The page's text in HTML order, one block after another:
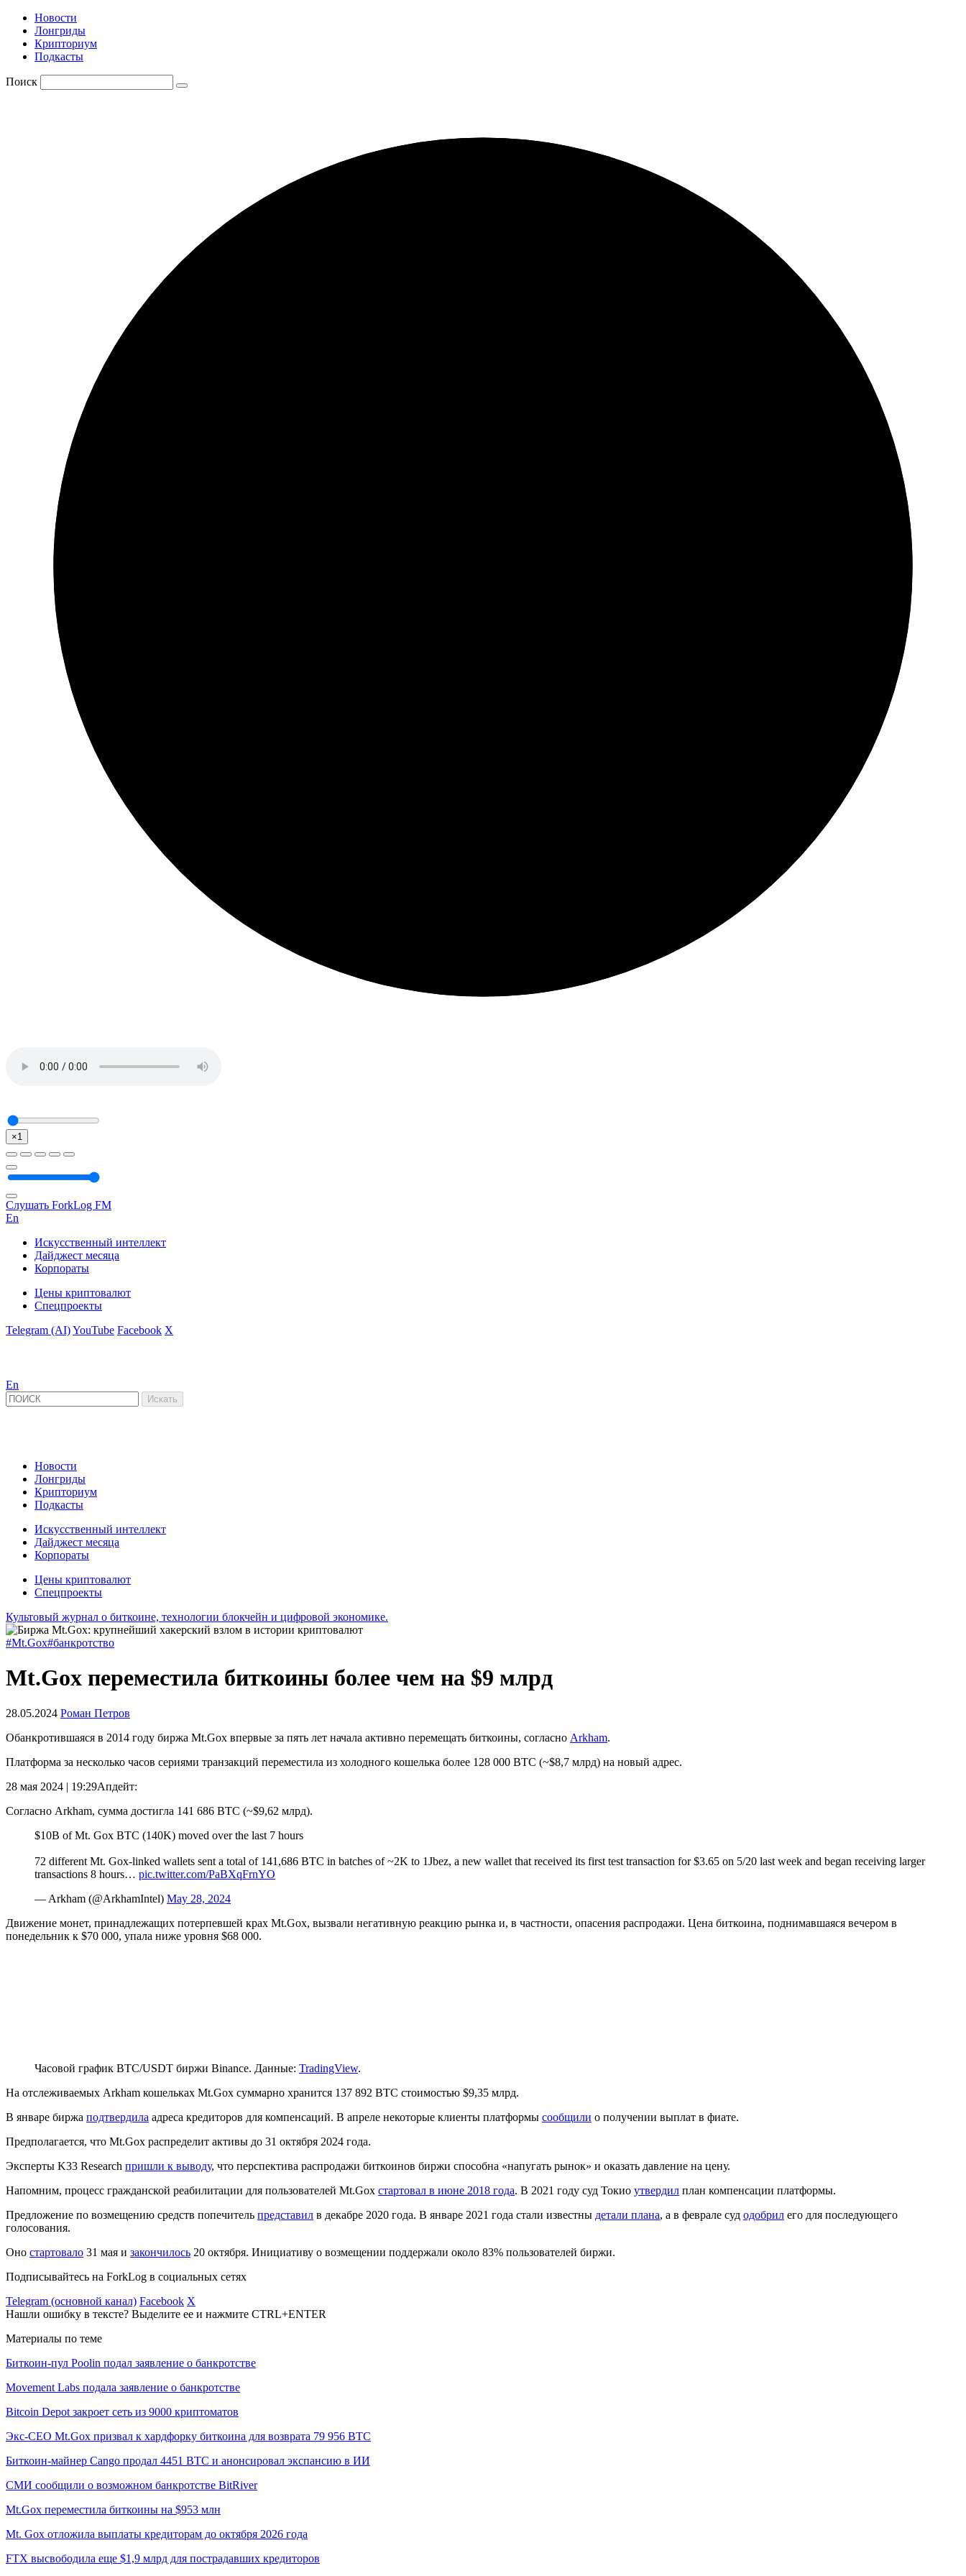
Новости
Лонгриды
Крипториум
Подкасты
Поиск
×1
Слушать ForkLog FM
En
Искусственный интеллект
Дайджест месяца
Корпораты
Цены криптовалют
Спецпроекты
Telegram (AI)YouTube Facebook X
En
Новости
Лонгриды
Крипториум
Подкасты
Искусственный интеллект
Дайджест месяца
Корпораты
Цены криптовалют
Спецпроекты
Культовый журнал о биткоине, технологии блокчейн и цифровой экономике.
#Mt.Gox#банкротство
Mt.Gox переместила биткоины более чем на $9 млрд
28.05.2024 Роман Петров
Обанкротившаяся в 2014 году биржа Mt.Gox впервые за пять лет начала активно перемещать биткоины, согласно Arkham.
Платформа за несколько часов сериями транзакций переместила из холодного кошелька более 128 000 BTC (~$8,7 млрд) на новый адрес.
28 мая 2024 | 19:29Апдейт:
Согласно Arkham, сумма достигла 141 686 BTC (~$9,62 млрд).
$10B of Mt. Gox BTC (140K) moved over the last 7 hours
72 different Mt. Gox-linked wallets sent a total of 141,686 BTC in batches of ~2K to 1Jbez, a new wallet that received its first test transaction for $3.65 on 5/20 last week and began receiving larger
transactions 8 hours… pic.twitter.com/PaBXqFrnYO
— Arkham (@ArkhamIntel) May 28, 2024
Движение монет, принадлежащих потерпевшей крах Mt.Gox, вызвали негативную реакцию рынка и, в частности, опасения распродажи. Цена биткоина, поднимавшаяся вечером в
понедельник к $70 000, упала ниже уровня $68 000.
Часовой график BTC/USDT биржи Binance. Данные: TradingView.
На отслеживаемых Arkham кошельках Mt.Gox суммарно хранится 137 892 BTC стоимостью $9,35 млрд.
В январе биржа подтвердила адреса кредиторов для компенсаций. В апреле некоторые клиенты платформы сообщили о получении выплат в фиате.
Предполагается, что Mt.Gox распределит активы до 31 октября 2024 года.
Эксперты K33 Research пришли к выводу, что перспектива распродажи биткоинов биржи способна «напугать рынок» и оказать давление на цену.
Напомним, процесс гражданской реабилитации для пользователей Mt.Gox стартовал в июне 2018 года. В 2021 году суд Токио утвердил план компенсации платформы.
Предложение по возмещению средств попечитель представил в декабре 2020 года. В январе 2021 года стали известны детали плана, а в феврале суд одобрил его для последующего
голосования.
Оно стартовало 31 мая и закончилось 20 октября. Инициативу о возмещении поддержали около 83% пользователей биржи.
Подписывайтесь на ForkLog в социальных сетях
Telegram (основной канал) Facebook X
Нашли ошибку в тексте? Выделите ее и нажмите CTRL+ENTER
Материалы по теме
Биткоин-пул Poolin подал заявление о банкротстве
Movement Labs подала заявление о банкротстве
Bitcoin Depot закроет сеть из 9000 криптоматов
Экс-CEO Mt.Gox призвал к хардфорку биткоина для возврата 79 956 BTC
Биткоин-майнер Cango продал 4451 BTC и анонсировал экспансию в ИИ
СМИ сообщили о возможном банкротстве BitRiver
Mt.Gox переместила биткоины на $953 млн
Mt. Gox отложила выплаты кредиторам до октября 2026 года
FTX высвободила еще $1,9 млрд для пострадавших кредиторов